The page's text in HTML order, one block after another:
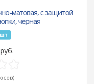
матовая, с защитой
черная
шт